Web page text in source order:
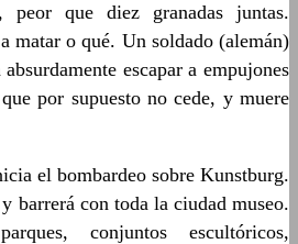
peor que diez granadas juntas.
matar o qué. Un soldado (alemán)
escapar a empujones
por supuesto no cede, y muere
el bombardeo sobre Kunstburg.
barrerá con toda la ciudad museo.
conjuntos escultóricos,